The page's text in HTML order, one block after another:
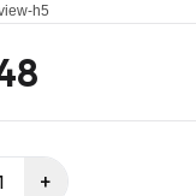
h5
+